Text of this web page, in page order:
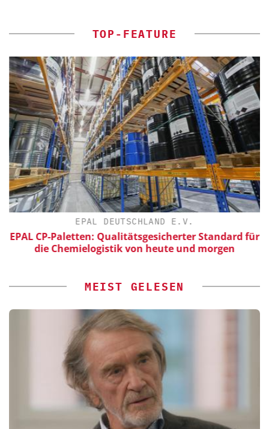
TOP-FEATURE
EPAL DEUTSCHLAND E.V.
EPAL CP-Paletten: Qualitätsgesicherter Standard für
die Chemielogistik von heute und morgen
MEIST GELESEN